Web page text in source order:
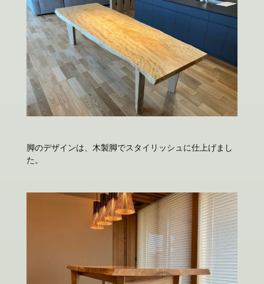
脚のデザインは、木製脚でスタイリッシュに仕上げまし
た。